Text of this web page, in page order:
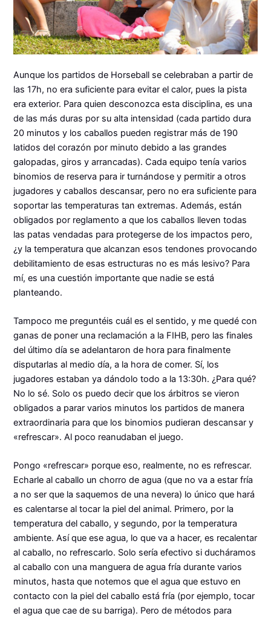
Aunque los partidos de Horseball se celebraban a partir de
las 17h, no era suficiente para evitar el calor, pues la pista
era exterior. Para quien desconozca esta disciplina, es una
de las más duras por su alta intensidad (cada partido dura
20 minutos y los caballos pueden registrar más de 190
latidos del corazón por minuto debido a las grandes
galopadas, giros y arrancadas). Cada equipo tenía varios
binomios de reserva para ir turnándose y permitir a otros
jugadores y caballos descansar, pero no era suficiente para
soportar las temperaturas tan extremas. Además, están
obligados por reglamento a que los caballos lleven todas
las patas vendadas para protegerse de los impactos pero,
¿y la temperatura que alcanzan esos tendones provocando
debilitamiento de esas estructuras no es más lesivo? Para
mí, es una cuestión importante que nadie se está
planteando.
Tampoco me preguntéis cuál es el sentido, y me quedé con
ganas de poner una reclamación a la FIHB, pero las finales
del último día se adelantaron de hora para finalmente
disputarlas al medio día, a la hora de comer. Sí, los
jugadores estaban ya dándolo todo a la 13:30h. ¿Para qué?
No lo sé. Solo os puedo decir que los árbitros se vieron
obligados a parar varios minutos los partidos de manera
extraordinaria para que los binomios pudieran descansar y
«refrescar». Al poco reanudaban el juego.
Pongo «refrescar» porque eso, realmente, no es refrescar.
Echarle al caballo un chorro de agua (que no va a estar fría
a no ser que la saquemos de una nevera) lo único que hará
es calentarse al tocar la piel del animal. Primero, por la
temperatura del caballo, y segundo, por la temperatura
ambiente. Así que ese agua, lo que va a hacer, es recalentar
al caballo, no refrescarlo. Solo sería efectivo si ducháramos
al caballo con una manguera de agua fría durante varios
minutos, hasta que notemos que el agua que estuvo en
contacto con la piel del caballo está fría (por ejemplo, tocar
el agua que cae de su barriga). Pero de métodos para